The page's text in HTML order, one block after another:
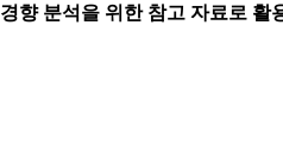
경향 분석을 위한 참고 자료로 활